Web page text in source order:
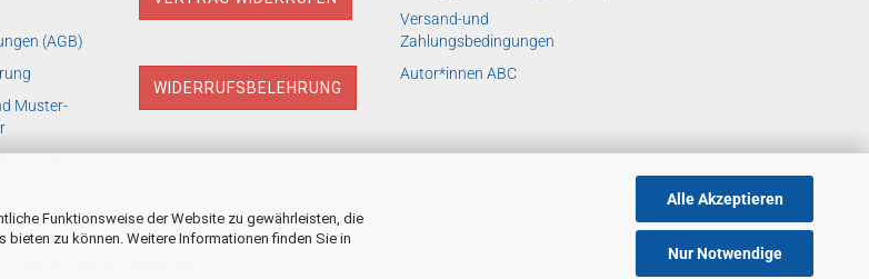
Funktionsweise der Website zu gewährleisten, die
zu können. Weitere Informationen finden Sie in
Alle Akzeptieren
Nur Notwendige
(AGB)
Muster-
WIDERRUFSBELEHRUNG
Versand-und
Zahlungsbedingungen
Autor*innen ABC